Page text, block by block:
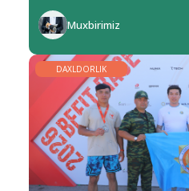
Muxbirimiz
DAXLDORLIK